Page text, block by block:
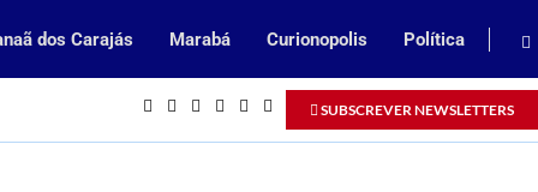
dos Carajás Marabá Curionopolis Política
Inscrições abertas para processo
SUBSCREVER NEWSLETTERS